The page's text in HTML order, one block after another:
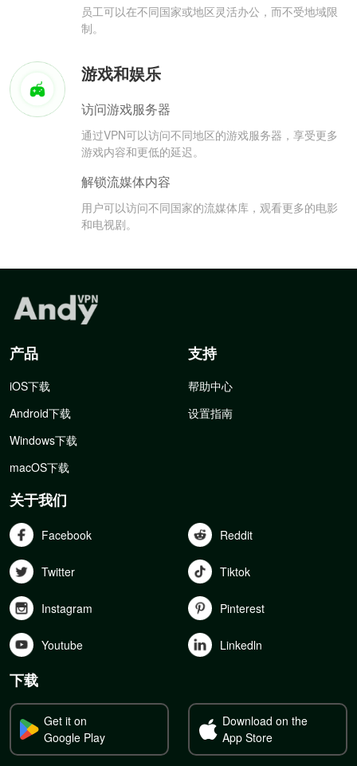
员工可以在不同国家或地区灵活办公，而不受地域限
制。
游戏和娱乐
访问游戏服务器
通过VPN可以访问不同地区的游戏服务器，享受更多
游戏内容和更低的延迟。
解锁流媒体内容
用户可以访问不同国家的流媒体库，观看更多的电影
和电视剧。
产品
iOS下载
Android下载
Windows下载
macOS下载
支持
帮助中心
设置指南
关于我们
Facebook Reddit
Twitter Tiktok
Instagram Pinterest
Youtube Linkedln
下载
Get it on
Google Play
Download on the
App Store